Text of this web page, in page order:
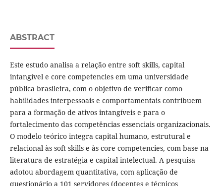
ABSTRACT
Este estudo analisa a relação entre soft skills, capital
intangível e core competencies em uma universidade
pública brasileira, com o objetivo de verificar como
habilidades interpessoais e comportamentais contribuem
para a formação de ativos intangíveis e para o
fortalecimento das competências essenciais organizacionais.
O modelo teórico integra capital humano, estrutural e
relacional às soft skills e às core competencies, com base na
literatura de estratégia e capital intelectual. A pesquisa
adotou abordagem quantitativa, com aplicação de
questionário a 101 servidores (docentes e técnicos